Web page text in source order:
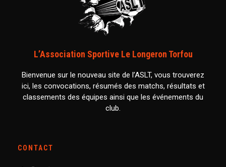
L’Association Sportive Le Longeron Torfou
Bienvenue sur le nouveau site de l’ASLT, vous trouverez
ici, les convocations, résumés des matchs, résultats et
classements des équipes ainsi que les événements du
club.
CONTACT